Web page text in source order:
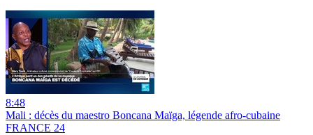
8:48
Mali : décès du maestro Boncana Maïga, légende afro-cubaine
FRANCE 24